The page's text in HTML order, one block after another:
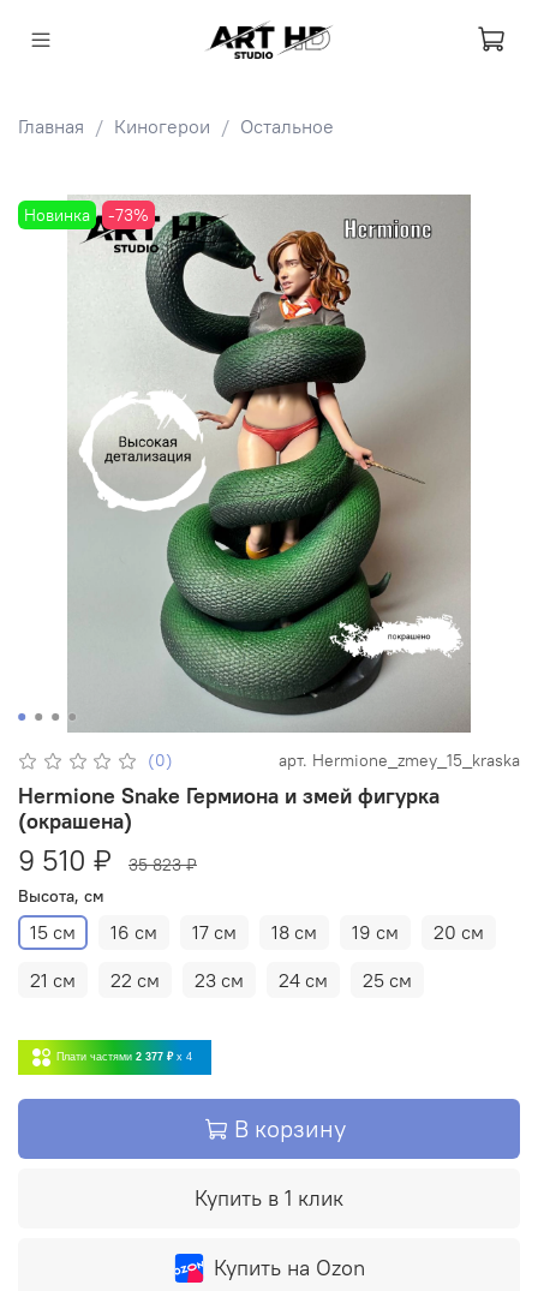
Главная Киногерои Остальное
Новинка -73%
(0) арт. Hermione_zmey_15_kraska
Hermione Snake Гермиона и змей фигурка
(окрашена)
9 510 ₽
35 823 ₽
Высота, см
15 см 16 см 17 см 18 см 19 см
20 см
21 см
22 см 23 см 24 см 25 см
Плати частями 2 377 ₽ x 4
В корзину
Купить в 1 клик
Купить на Ozon